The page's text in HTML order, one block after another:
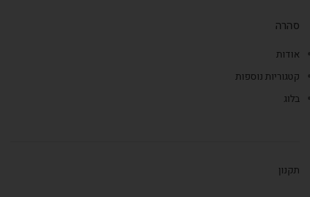
סהרה
אודות
קטגוריות נוספות
בלוג
תקנון